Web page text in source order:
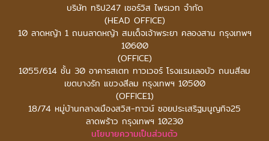
บริษัท ทริป247 เซอร์วิส ไพรเวท จำกัด
(HEAD OFFICE)
10 ลาดหญ้า 1 ถนนลาดหญ้า สมเด็จเจ้าพระยา คลองสาน กรุงเทพฯ
10600
(OFFICE)
1055/614 ชั้น 30 อาคารสเตท ทาวเวอร์ โรงแรมเลอบัว ถนนสีลม
เขตบางรัก แขวงสีลม กรุงเทพฯ 10500
(OFFICE1)
18/74 หมู่บ้านกลางเมืองสวิส-ทาวน์ ซอยประเสริฐมนูญกิจ25
ลาดพร้าว กรุงเทพฯ 10230
นโยบายความเป็นส่วนตัว